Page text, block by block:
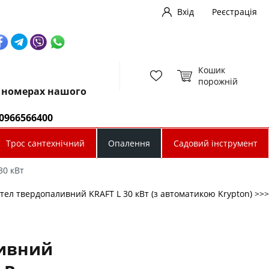
Вхід Реєстрація
номерах нашого
Кошик
порожній
Трос сантехнічний Опалення Садовий інструмент
кВт
твердопаливний KRAFT L 30 кВт (з автоматикою Krypton) >>>